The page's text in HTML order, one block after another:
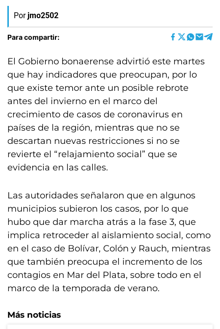
Por jmo2502
Para compartir:
El Gobierno bonaerense advirtió este martes
que hay indicadores que preocupan, por lo
que existe temor ante un posible rebrote
antes del invierno en el marco del
crecimiento de casos de coronavirus en
países de la región, mientras que no se
descartan nuevas restricciones si no se
revierte el “relajamiento social” que se
evidencia en las calles.
Las autoridades señalaron que en algunos
municipios subieron los casos, por lo que
hubo que dar marcha atrás a la fase 3, que
implica retroceder al aislamiento social, como
en el caso de Bolívar, Colón y Rauch, mientras
que también preocupa el incremento de los
contagios en Mar del Plata, sobre todo en el
marco de la temporada de verano.
Más noticias